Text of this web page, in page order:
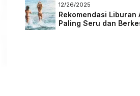
12/26/2025
Rekomendasi Liburan
Paling Seru dan